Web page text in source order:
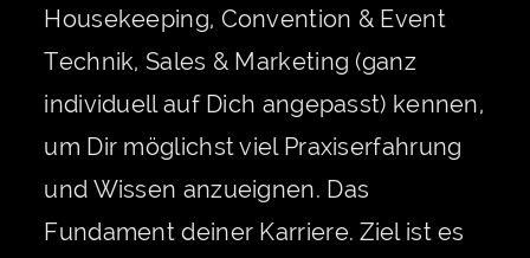
Housekeeping, Convention & Event
Technik, Sales & Marketing (ganz
individuell auf Dich angepasst) kennen,
um Dir möglichst viel Praxiserfahrung
und Wissen anzueignen. Das
Fundament deiner Karriere. Ziel ist es